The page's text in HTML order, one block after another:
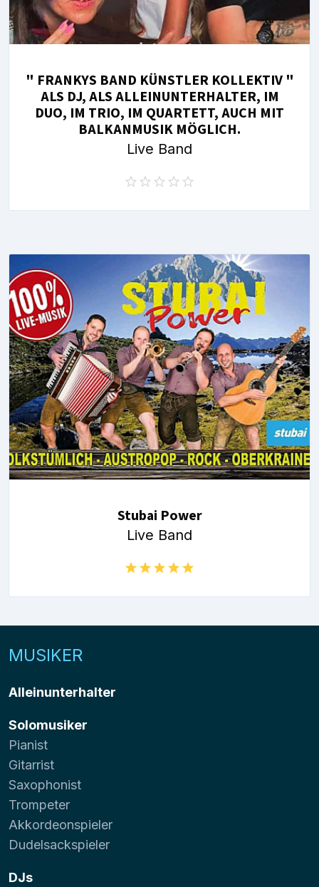
" FRANKYS BAND KÜNSTLER KOLLEKTIV "
ALS DJ, ALS ALLEINUNTERHALTER, IM
DUO, IM TRIO, IM QUARTETT, AUCH MIT
BALKANMUSIK MÖGLICH.
Live Band
Stubai Power
Live Band
MUSIKER
Alleinunterhalter
Solomusiker
Pianist
Gitarrist
Saxophonist
Trompeter
Akkordeonspieler
Dudelsackspieler
DJs